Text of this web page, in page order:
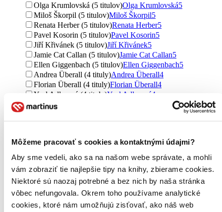
Môžeme pracovať s cookies a kontaktnými údajmi?
Aby sme vedeli, ako sa na našom webe správate, a mohli
vám zobraziť tie najlepšie tipy na knihy, zbierame cookies.
Niektoré sú naozaj potrebné a bez nich by naša stránka
vôbec nefungovala. Okrem toho používame analytické
cookies, ktoré nám umožňujú zisťovať, ako náš web
Olga Krumlovská (5 titulov)Olga Krumlovská5
Miloš Škorpil (5 titulov)Miloš Škorpil5
Renata Herber (5 titulov)Renata Herber5
Pavel Kosorin (5 titulov)Pavel Kosorin5
Jiří Křivánek (5 titulov)Jiří Křivánek5
Jamie Cat Callan (5 titulov)Jamie Cat Callan5
Ellen Giggenbach (5 titulov)Ellen Giggenbach5
Andrea Überall (4 tituly)Andrea Überall4
Florian Überall (4 tituly)Florian Überall4
Yael Adlerová (4 tituly)Yael Adlerová 4
Anna Bykova (4 tituly)
Rachel Clarke (4 tituly)Rachel Clarke4
Simone Daviesová (4 tituly)Simone Daviesová4
Luděk Procházka (3 tituly) Luděk Procházka
Janet Switzer (3 tituly)
Ďalšie možnosti
Väzba
pevná väzba (605 titulov) pevná väzba605